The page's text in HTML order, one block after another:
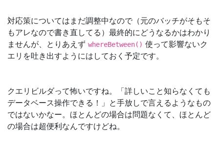
対応策についてはまだ調整中なので（元のバッチがそもそ
もアレなので書き直してる）最終的にどうなるかはわかり
ませんが、とりあえず whereBetween() 使って影響ないク
エリを吐き出すようにはしておく予定です。
クエリビルダって怖いですね。「詳しいこと知らなくても
データベース操作できる！」と手放しで言えるようなもの
ではないかなー。ほとんどの場合は問題なくて、ほとんど
の場合は超便利なんですけどね。